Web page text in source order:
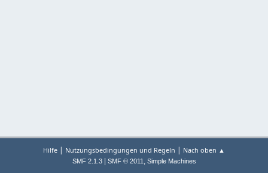
Hilfe | Nutzungsbedingungen und Regeln | Nach oben ▲
SMF 2.1.3| SMF © 2011, Simple Machines